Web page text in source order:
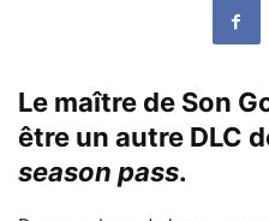
Le maître de Son
être un autre DLC
season pass.